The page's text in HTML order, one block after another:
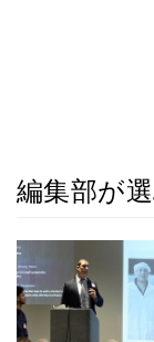
編集部が